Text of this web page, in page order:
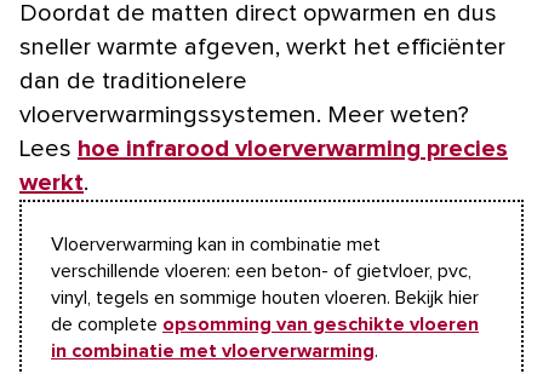
Doordat de matten direct opwarmen en dus
sneller warmte afgeven, werkt het efficiënter
dan de traditionelere
vloerverwarmingssystemen. Meer weten?
Lees hoe infrarood vloerverwarming precies
werkt.
Vloerverwarming kan in combinatie met
verschillende vloeren: een beton- of gietvloer, pvc,
vinyl, tegels en sommige houten vloeren. Bekijk hier
de complete opsomming van geschikte vloeren
in combinatie met vloerverwarming.